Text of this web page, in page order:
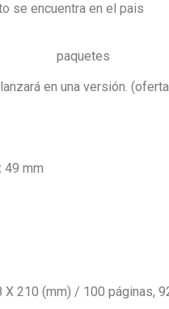
se encuentra en el pais
paquetes
en una versión.
49 mm
X 210 (mm) / 100 páginas,